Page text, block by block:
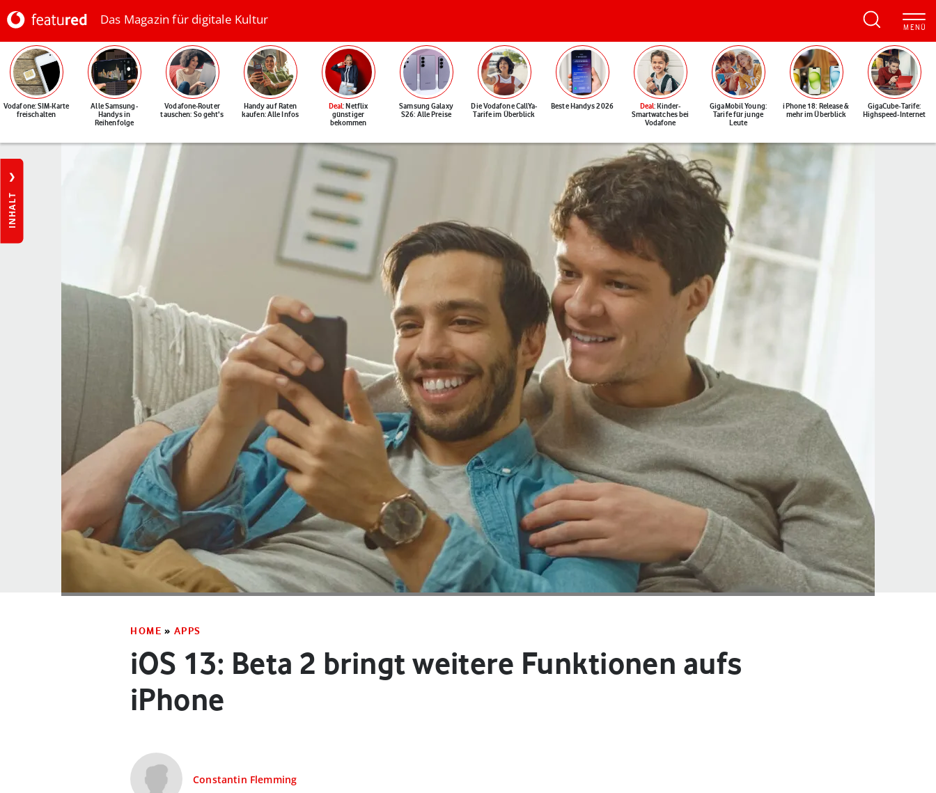
Das Magazin für digitale Kultur
Vodafone: SIM-Karte
freischalten
Alle Samsung-
Handys in
Reihenfolge
Vodafone-Router
tauschen: So geht's
Handy auf Raten
kaufen: Alle Infos
Deal: Netflix
günstiger
bekommen
Samsung Galaxy
S26: Alle Preise
Die Vodafone CallYa-
Tarife im Überblick
Beste Handys 2026 Deal: Kinder-
Smartwatches bei
Vodafone
GigaMobil Young:
Tarife für junge
Leute
iPhone 18: Release &
mehr im Überblick
GigaCube-Tarife:
Highspeed-Internet
INHALT
HOME » APPS
iOS 13: Beta 2 bringt weitere Funktionen aufs
iPhone
Constantin Flemming